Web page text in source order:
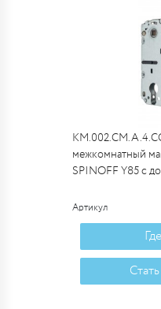
межкомнатный
SPINOFF Y85 с
Артикул